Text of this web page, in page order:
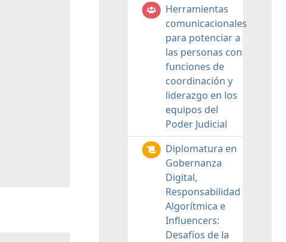
Herramientas
comunicacionales
para potenciar a
las personas con
funciones de
coordinación y
liderazgo en los
equipos del
Poder Judicial
Diplomatura en
Gobernanza
Digital,
Responsabilidad
Algorítmica e
Influencers:
Desafíos de la